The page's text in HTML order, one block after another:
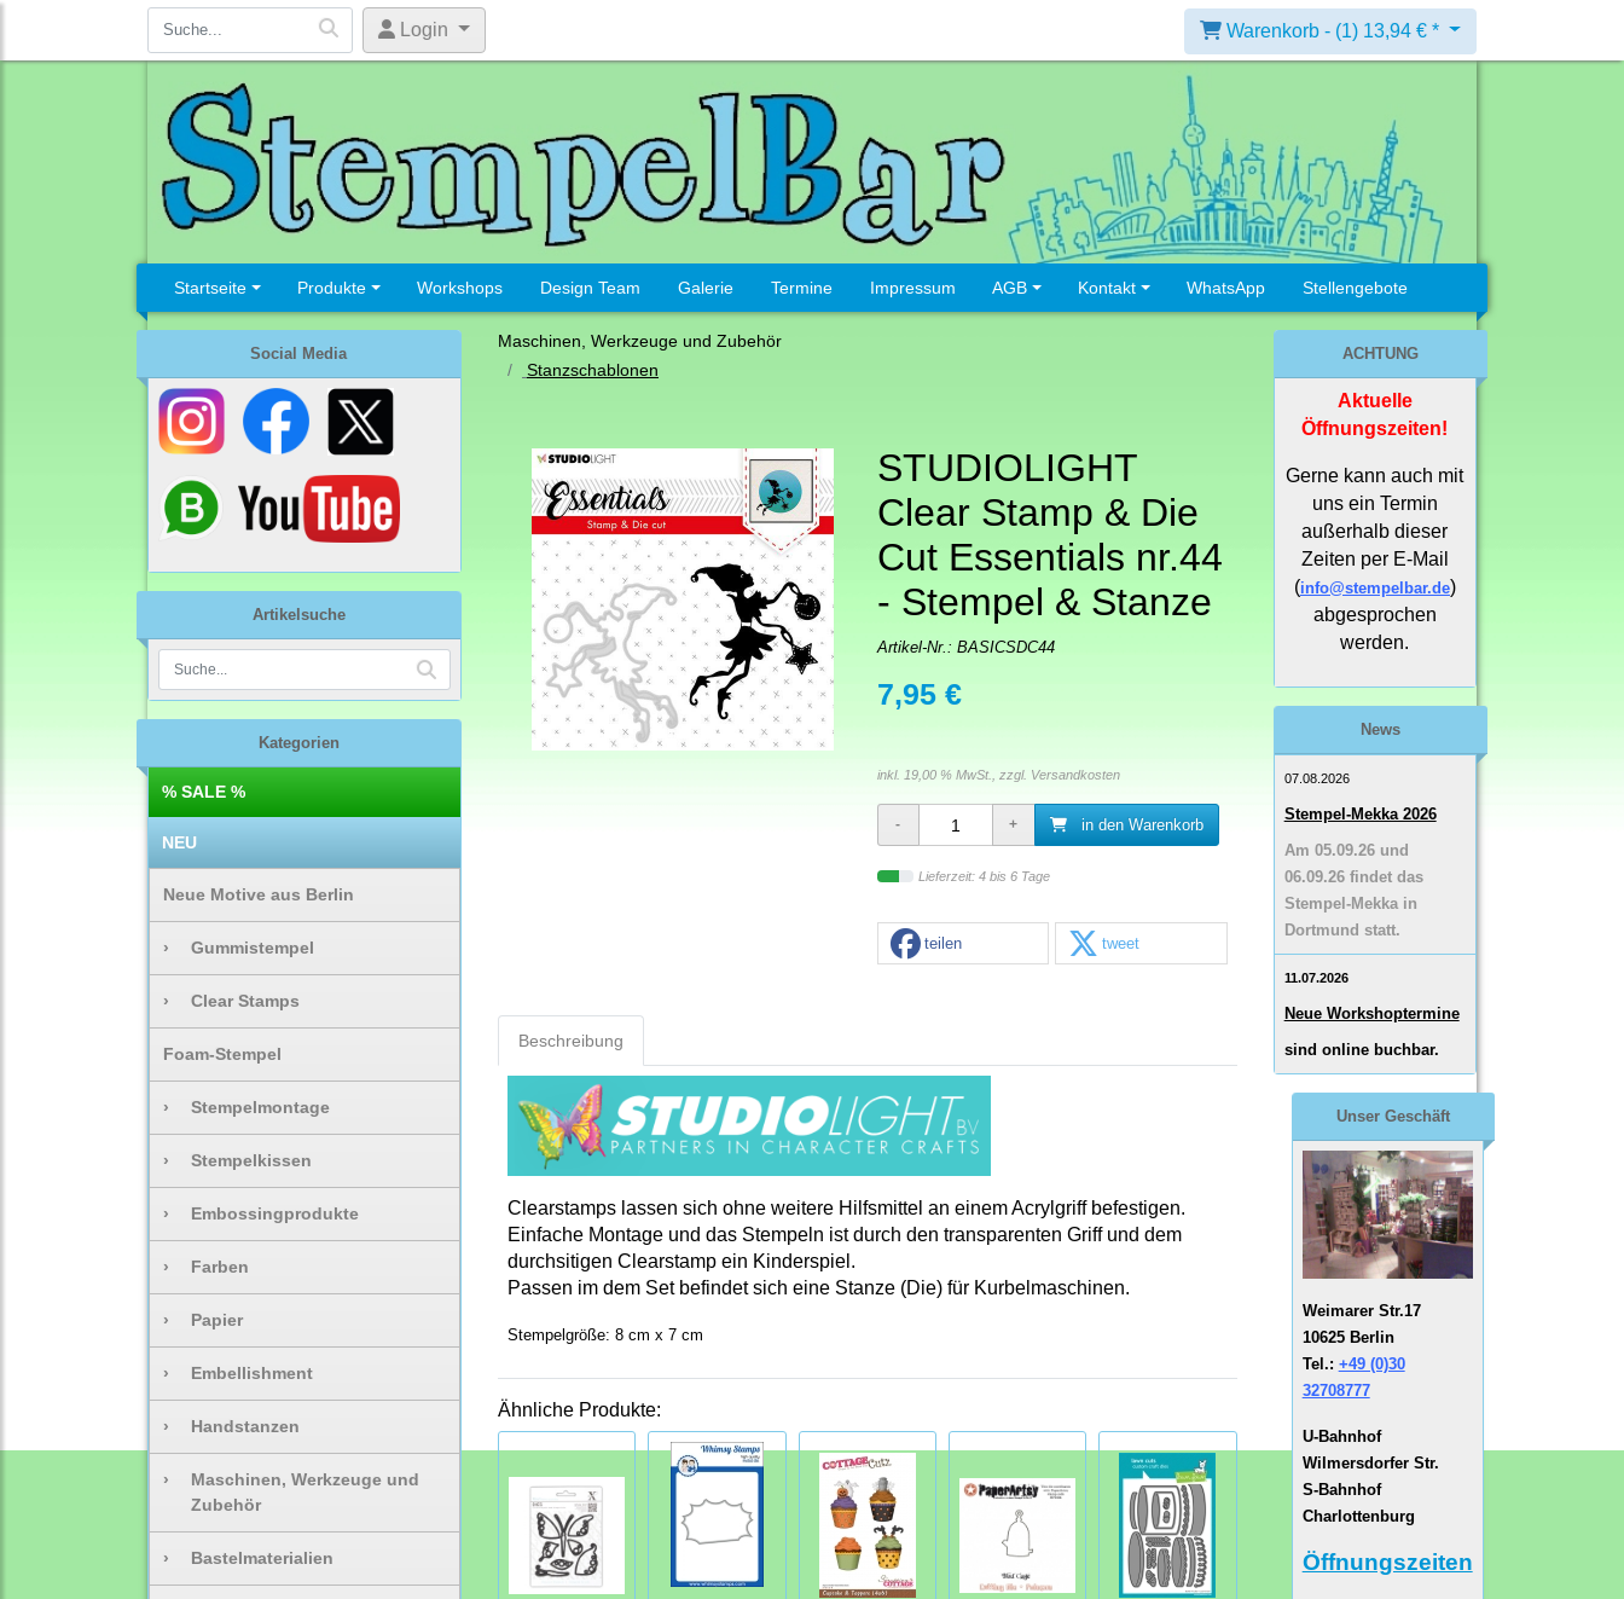
Login Warenkorb - (1) 13,94 € *
Startseite Produkte Workshops Design Team Galerie Termine Impressum AGB Kontakt WhatsApp Stellengebote
Social Media
Artikelsuche
Kategorien
% SALE %
NEU
Neue Motive aus Berlin
› Gummistempel
› Clear Stamps
Foam-Stempel
› Stempelmontage
› Stempelkissen
› Embossingprodukte
› Farben
› Papier
› Embellishment
› Handstanzen
›
Maschinen, Werkzeuge und
Zubehör
› Bastelmaterialien
Maschinen, Werkzeuge und Zubehör
Stanzschablonen
STUDIOLIGHT
Clear Stamp & Die
Cut Essentials nr.44
- Stempel & Stanze
Artikel-Nr.: BASICSDC44
7,95 €
inkl. 19,00 % MwSt., zzgl. Versandkosten
in den Warenkorb
Lieferzeit: 4 bis 6 Tage
teilen tweet
Beschreibung
Clearstamps lassen sich ohne weitere Hilfsmittel an einem Acrylgriff befestigen.
Einfache Montage und das Stempeln ist durch den transparenten Griff und dem
durchsitigen Clearstamp ein Kinderspiel.
Passen im dem Set befindet sich eine Stanze (Die) für Kurbelmaschinen.
Stempelgröße: 8 cm x 7 cm
Ähnliche Produkte:
ACHTUNG
Aktuelle
Öffnungszeiten!
Gerne kann auch mit
uns ein Termin
außerhalb dieser
Zeiten per E-Mail
(info@stempelbar.de)
abgesprochen
werden.
News
07.08.2026
Stempel-Mekka 2026
Am 05.09.26 und
06.09.26 findet das
Stempel-Mekka in
Dortmund statt.
11.07.2026
Neue Workshoptermine
sind online buchbar.
Unser Geschäft
Weimarer Str.17
10625 Berlin
Tel.: +49 (0)30
32708777
U-Bahnhof
Wilmersdorfer Str.
S-Bahnhof
Charlottenburg
Öffnungszeiten